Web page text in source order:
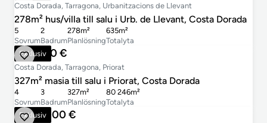
Costa Dorada, Tarragona, Urbanitzacions de Llevant
278m² hus/villa till salu i Urb. de Llevant, Costa Dorada
Sovrum
5
Badrum
2
Planlösning
278m²
Totalyta
635m²
Exklusiv
825 000 €
Costa Dorada, Tarragona, Priorat
327m² masia till salu i Priorat, Costa Dorada
Sovrum
4
Badrum
3
Planlösning
327m²
Totalyta
80 246m²
Exklusiv
1 080 000 €